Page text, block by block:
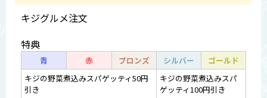
キジグルメ注文
特典
青 赤 ブロンズ シルバー
ゴールド
キジの野菜煮込みスパゲッティ50円
引き
キジの野菜煮込みスパ
ゲッティ100円引き